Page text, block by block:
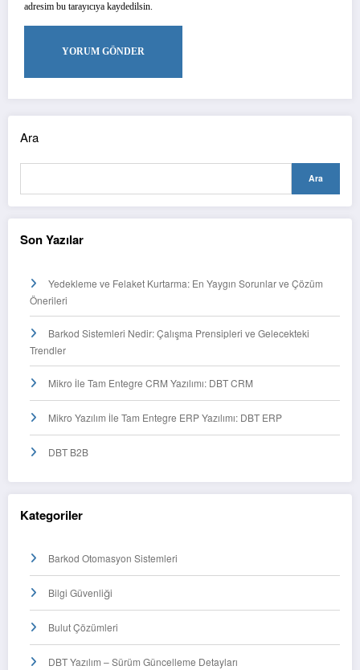
adresim bu tarayıcıya kaydedilsin.
Ara
Ara
Son Yazılar
Yedekleme ve Felaket Kurtarma: En Yaygın Sorunlar ve Çözüm
Önerileri
Barkod Sistemleri Nedir: Çalışma Prensipleri ve Gelecekteki
Trendler
Mikro İle Tam Entegre CRM Yazılımı: DBT CRM
Mikro Yazılım İle Tam Entegre ERP Yazılımı: DBT ERP
DBT B2B
Kategoriler
Barkod Otomasyon Sistemleri
Bilgi Güvenliği
Bulut Çözümleri
DBT Yazılım – Sürüm Güncelleme Detayları